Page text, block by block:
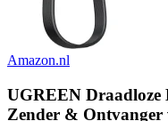
Amazon.nl
UGREEN
Zender & Ontvanger